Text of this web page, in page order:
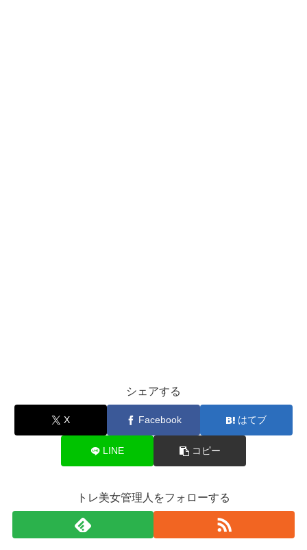
シェアする
X Facebook はてブ
LINE コピー
トレ美女管理人をフォローする